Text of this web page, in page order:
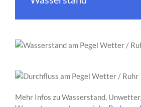
Mehr Infos zu Wasserstand,